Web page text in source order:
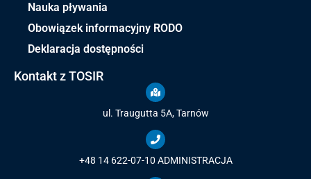
Nauka pływania
Obowiązek informacyjny RODO
Deklaracja dostępności
Kontakt z TOSIR
ul. Traugutta 5A, Tarnów
+48 14 622-07-10 ADMINISTRACJA